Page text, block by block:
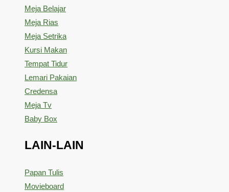
Meja Belajar
Meja Rias
Meja Setrika
Kursi Makan
Tempat Tidur
Lemari Pakaian
Credensa
Meja Tv
Baby Box
LAIN-LAIN
Papan Tulis
Movieboard